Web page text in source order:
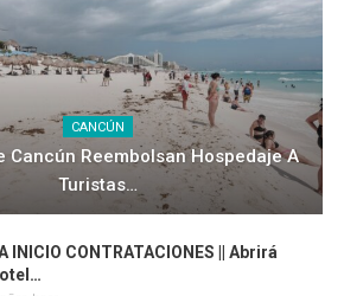
CANCÚN
Cancún Reembolsan Hospedaje A
Turistas…
INICIO CONTRATACIONES || Abrirá